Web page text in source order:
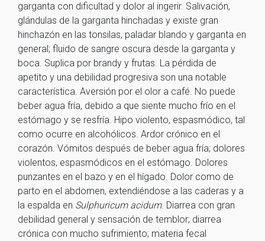
garganta con dificultad y dolor al ingerir. Salivación,
glándulas de la garganta hinchadas y existe gran
hinchazón en las tonsilas, paladar blando y garganta en
general; fluido de sangre oscura desde la garganta y
boca. Suplica por brandy y frutas. La pérdida de
apetito y una debilidad progresiva son una notable
característica. Aversión por el olor a café. No puede
beber agua fría, debido a que siente mucho frío en el
estómago y se resfría. Hipo violento, espasmódico, tal
como ocurre en alcohólicos. Ardor crónico en el
corazón. Vómitos después de beber agua fría; dolores
violentos, espasmódicos en el estómago. Dolores
punzantes en el bazo y en el hígado. Dolor como de
parto en el abdomen, extendiéndose a las caderas y a
la espalda en Sulphuricum acidum. Diarrea con gran
debilidad general y sensación de temblor; diarrea
crónica con mucho sufrimiento; materia fecal